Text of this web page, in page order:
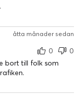
åtta månader sedan
0
0
bort till folk som